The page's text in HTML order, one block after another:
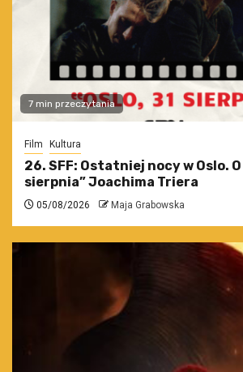
7 min przeczytania
Film Kultura
26. SFF: Ostatniej nocy w Oslo. O
sierpnia” Joachima Triera
05/08/2026 Maja Grabowska